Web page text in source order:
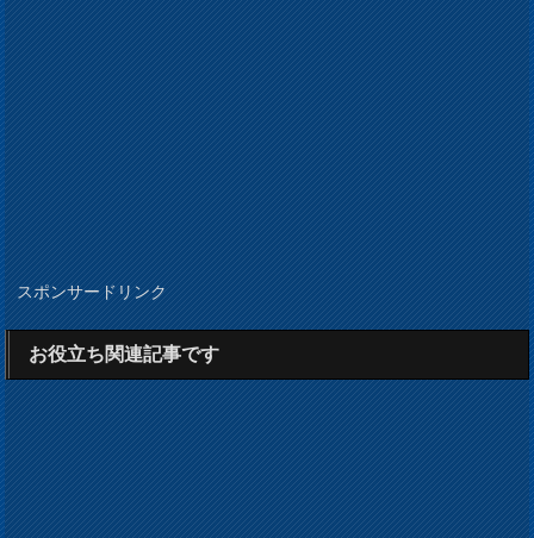
スポンサードリンク
お役立ち関連記事です